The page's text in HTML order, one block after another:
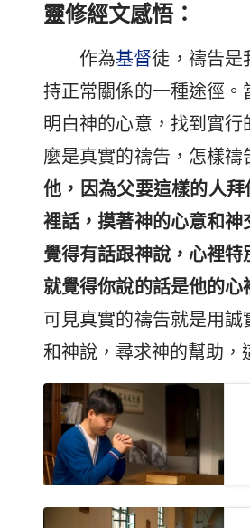
靈修經文感悟：
作為基督徒，禱告是
持正常關係的一種途徑
明白神的心意，找到實
麼是真實的禱告，怎樣禱
他，因為父要這樣的人拜
裡話，摸著神的心意和神
覺得有話跟神說，心裡特
就覺得你說的話是他的
可見真實的禱告就是用
和神說，尋求神的幫助，